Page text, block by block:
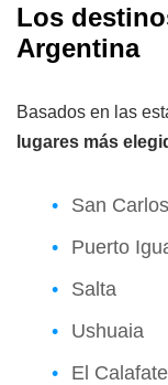
Los
Argentina
Basados en las
lugares más
San
Puerto
Salta
Ushuaia
El Calafate